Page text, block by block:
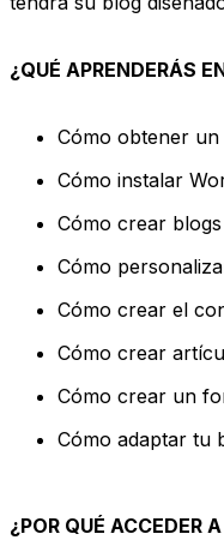
¿QUÉ APRENDERÁS
Cómo obtener
Cómo instalar
Cómo crear
Cómo
Cómo crear el
Cómo crear
Cómo crear un
Cómo adaptar tu
¿POR QUÉ ACCEDER